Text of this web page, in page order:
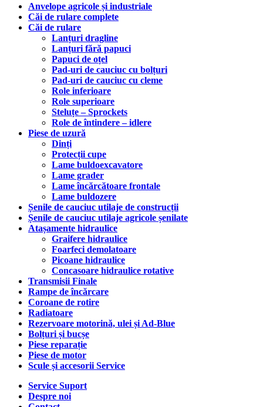
Anvelope agricole și industriale
Căi de rulare complete
Căi de rulare
Lanțuri dragline
Lanțuri fără papuci
Papuci de oțel
Pad-uri de cauciuc cu bolțuri
Pad-uri de cauciuc cu cleme
Role inferioare
Role superioare
Steluțe – Sprockets
Role de întindere – idlere
Piese de uzură
Dinți
Protecții cupe
Lame buldoexcavatore
Lame grader
Lame încărcătoare frontale
Lame buldozere
Șenile de cauciuc utilaje de construcții
Șenile de cauciuc utilaje agricole șenilate
Atașamente hidraulice
Graifere hidraulice
Foarfeci demolatoare
Picoane hidraulice
Concasoare hidraulice rotative
Transmisii Finale
Rampe de încărcare
Coroane de rotire
Radiatoare
Rezervoare motorină, ulei și Ad-Blue
Bolțuri și bucșe
Piese reparație
Piese de motor
Scule și accesorii Service
Service Suport
Despre noi